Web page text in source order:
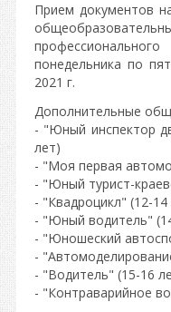
Прием документов
понедельника по
2021 г.
Дополнительные
- "Юный инспектор
лет)
- "Моя первая
- "Юный турист-
- "Квадроцикл" (12-14
- "Юный водитель"
- "Юношеский
-
- "Водитель" (15-16
- "Контраварийное